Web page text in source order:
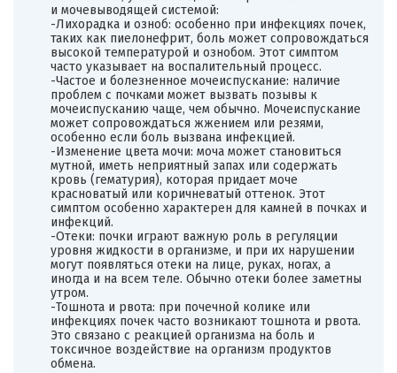
и мочевыводящей системой:
-Лихорадка и озноб: особенно при инфекциях почек,
таких как пиелонефрит, боль может сопровождаться
высокой температурой и ознобом. Этот симптом
часто указывает на воспалительный процесс.
-Частое и болезненное мочеиспускание: наличие
проблем с почками может вызвать позывы к
мочеиспусканию чаще, чем обычно. Мочеиспускание
может сопровождаться жжением или резями,
особенно если боль вызвана инфекцией.
-Изменение цвета мочи: моча может становиться
мутной, иметь неприятный запах или содержать
кровь (гематурия), которая придает моче
красноватый или коричневатый оттенок. Этот
симптом особенно характерен для камней в почках и
инфекций.
-Отеки: почки играют важную роль в регуляции
уровня жидкости в организме, и при их нарушении
могут появляться отеки на лице, руках, ногах, а
иногда и на всем теле. Обычно отеки более заметны
утром.
-Тошнота и рвота: при почечной колике или
инфекциях почек часто возникают тошнота и рвота.
Это связано с реакцией организма на боль и
токсичное воздействие на организм продуктов
обмена.